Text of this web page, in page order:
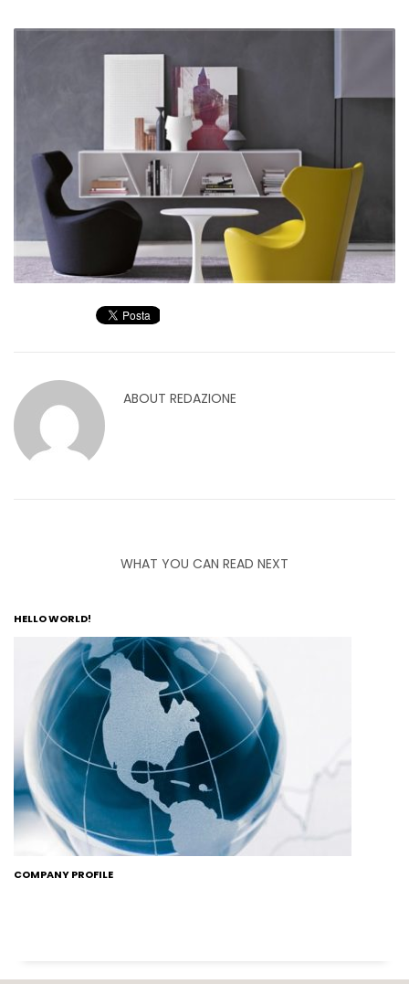
ABOUT REDAZIONE
WHAT YOU CAN READ NEXT
HELLO WORLD!
COMPANY PROFILE